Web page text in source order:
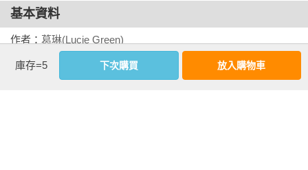
基本資料
作者： 葛琳(Lucie Green)
出版社：
城邦書號：YK1259X
庫存=5 下次購買 放入購物車